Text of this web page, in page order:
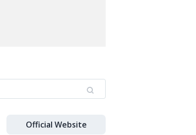
Official Website